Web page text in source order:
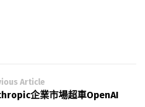
Article
企業市場超車OpenAI